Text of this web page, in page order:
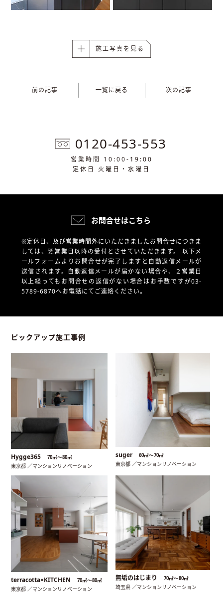
施工写真を見る
前の記事 一覧に戻る 次の記事
0120-453-553
営業時間 10:00-19:00
定休日 火曜日・水曜日
お問合せはこちら
※定休日、及び営業時間外にいただきましたお問合せにつきま
しては、翌営業日以降の受付とさせていただきます。 以下メ
ールフォームよりお問合せが完了しますと自動返信メールが
送信されます。自動返信メールが届かない場合や、
２営業日
以上経ってもお問合せの返信がない場合はお手数ですが03-
5789-6870へお電話にてご連絡ください。
ピックアップ施工事例
Hygge365 70㎡〜80㎡
東京都 ／マンションリノベーション
suger 60㎡〜70㎡
東京都 ／マンションリノベーション
terracotta×KITCHEN 70㎡〜80㎡
東京都 ／マンションリノベーション
無垢のはじまり 70㎡〜80㎡
埼玉県 ／マンションリノベーション